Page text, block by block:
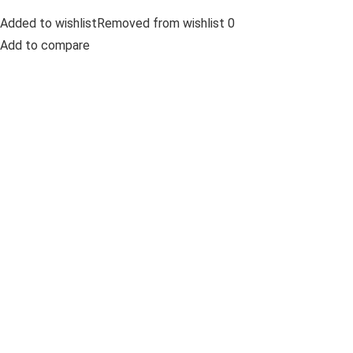
Added to wishlistRemoved from wishlist 0
Add to compare